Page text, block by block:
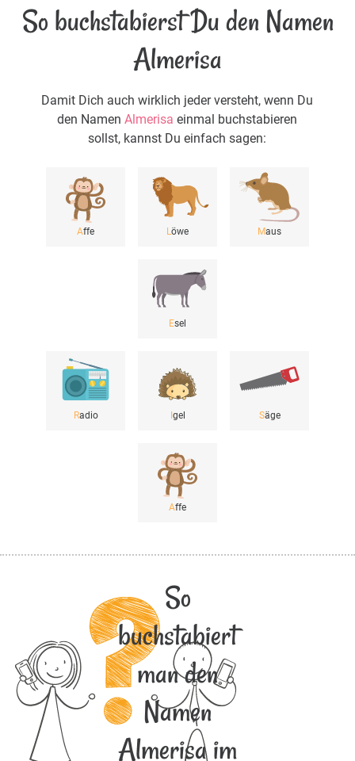
So buchstabierst Du den Namen
Almerisa
Damit Dich auch wirklich jeder versteht, wenn Du
den NamenAlmerisa einmal buchstabieren
sollst, kannst Du einfach sagen:
Affe Löwe Maus
Esel
Radio Igel Säge
Affe
So
buchstabiert
man den
Namen
Almerisa im